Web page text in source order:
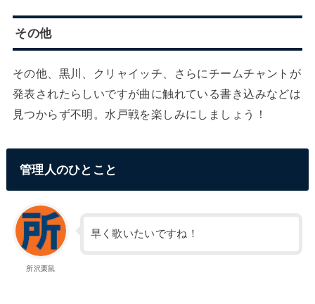
その他
その他、黒川、クリャイッチ、さらにチームチャントが
発表されたらしいですが曲に触れている書き込みなどは
見つからず不明。水戸戦を楽しみにしましょう！
管理人のひとこと
所沢栗鼠
早く歌いたいですね！